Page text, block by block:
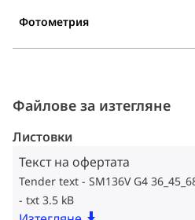
Фотометрия
Файлове за изтегляне
Листовки
Текст на офертата
Tender text - SM136V G4
txt 3.5 kB